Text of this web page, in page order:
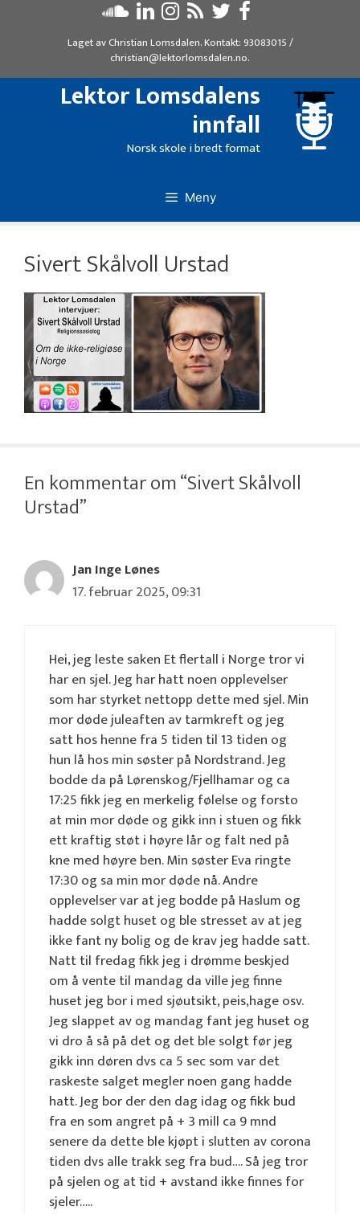
Laget avChristian Lomsdalen. Kontakt: 93083015/
christian@lektorlomsdalen.no.
Lektor Lomsdalens
innfall
Norsk skole i bredt format
Meny
Sivert Skålvoll Urstad
En kommentar om “Sivert Skålvoll
Urstad”
Jan Inge Lønes
17. februar 2025, 09:31
Hei, jeg leste saken Et flertall i Norge tror vi
har en sjel. Jeg har hatt noen opplevelser
som har styrket nettopp dette med sjel. Min
mor døde juleaften av tarmkreft og jeg
satt hos henne fra 5 tiden til 13 tiden og
hun lå hos min søster på Nordstrand. Jeg
bodde da på Lørenskog/Fjellhamar og ca
17:25 fikk jeg en merkelig følelse og forsto
at min mor døde og gikk inn i stuen og fikk
ett kraftig støt i høyre lår og falt ned på
kne med høyre ben. Min søster Eva ringte
17:30 og sa min mor døde nå. Andre
opplevelser var at jeg bodde på Haslum og
hadde solgt huset og ble stresset av at jeg
ikke fant ny bolig og de krav jeg hadde satt.
Natt til fredag fikk jeg i drømme beskjed
om å vente til mandag da ville jeg finne
huset jeg bor i med sjøutsikt, peis,hage osv.
Jeg slappet av og mandag fant jeg huset og
vi dro å så på det og det ble solgt før jeg
gikk inn døren dvs ca 5 sec som var det
raskeste salget megler noen gang hadde
hatt. Jeg bor der den dag idag og fikk bud
fra en som angret på + 3 mill ca 9 mnd
senere da dette ble kjøpt i slutten av corona
tiden dvs alle trakk seg fra bud…. Så jeg tror
på sjelen og at tid + avstand ikke finnes for
sjeler…..